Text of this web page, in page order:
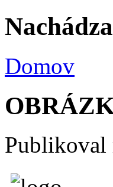
Domov
Publikoval